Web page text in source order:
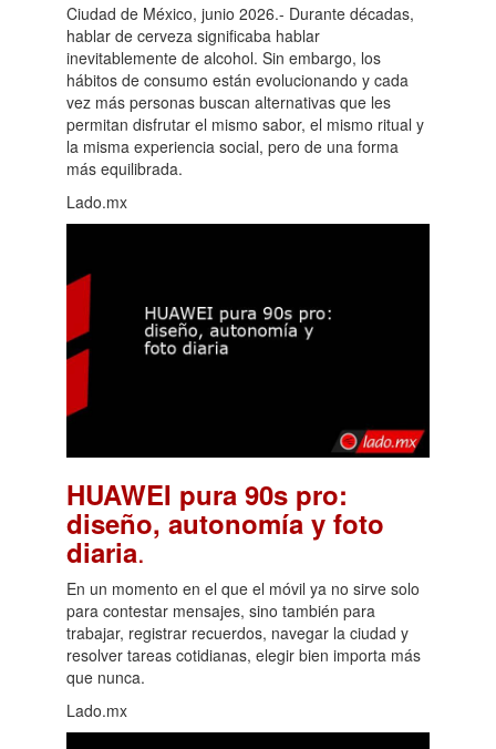
Ciudad de México, junio 2026.- Durante décadas,
hablar de cerveza significaba hablar
inevitablemente de alcohol. Sin embargo, los
hábitos de consumo están evolucionando y cada
vez más personas buscan alternativas que les
permitan disfrutar el mismo sabor, el mismo ritual y
la misma experiencia social, pero de una forma
más equilibrada.
Lado.mx
HUAWEI pura 90s pro:
diseño, autonomía y foto
diaria.
En un momento en el que el móvil ya no sirve solo
para contestar mensajes, sino también para
trabajar, registrar recuerdos, navegar la ciudad y
resolver tareas cotidianas, elegir bien importa más
que nunca.
Lado.mx